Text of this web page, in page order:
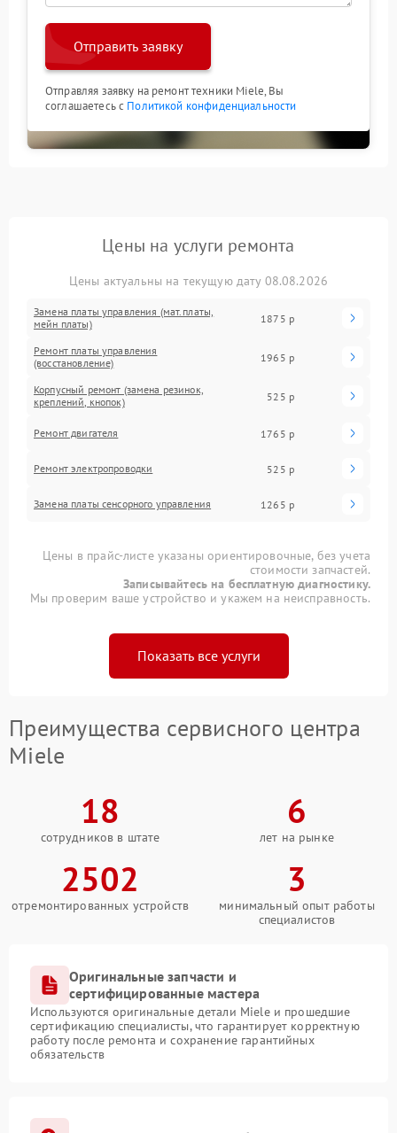
Отправить заявку
Отправляя заявку на ремонт техники Miele, Вы
соглашаетесь с Политикой конфиденциальности
Цены на услуги ремонта
Цены актуальны на текущую дату 08.08.2026
Замена платы управления (мат.платы,
мейн платы)
1875 р
Ремонт платы управления
(восстановление)
1965 р
Корпусный ремонт (замена резинок,
креплений, кнопок)
525 р
Ремонт двигателя 1765 р
Ремонт электропроводки 525 р
Замена платы сенсорного управления 1265 р
Цены в прайс-листе указаны ориентировочные, без учета
стоимости запчастей.
Записывайтесь на бесплатную диагностику.
Мы проверим ваше устройство и укажем на неисправность.
Показать все услуги
Преимущества сервисного центра
Miele
18
сотрудников в штате
6
лет на рынке
2502
отремонтированных устройств
3
минимальный опыт работы
специалистов
Оригинальные запчасти и
сертифицированные мастера
Используются оригинальные детали Miele и прошедшие
сертификацию специалисты, что гарантирует корректную
работу после ремонта и сохранение гарантийных
обязательств